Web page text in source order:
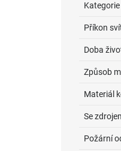
Příkon
Doba
Způsob
Materiál
Se
Požární